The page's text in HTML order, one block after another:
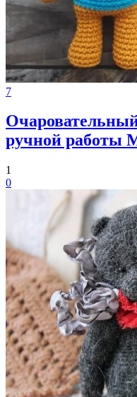
7
ручной работы
1
0